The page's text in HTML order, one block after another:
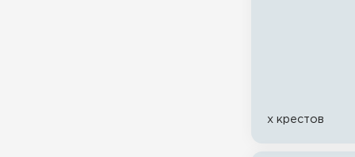
x крестов